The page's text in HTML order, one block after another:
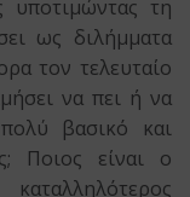
υποτιμώντας τη
ως διλήμματα
τον τελευταίο
να πει ή να
βασικό και
Ποιος είναι ο